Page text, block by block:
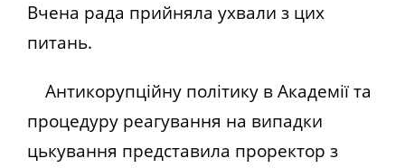
Вчена рада прийняла ухвали з цих
питань.
Антикорупційну політику в Академії та
процедуру реагування на випадки
цькування представила проректор з